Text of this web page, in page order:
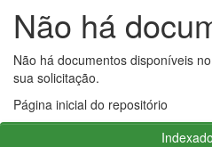
Não há
Não há documentos disponíveis
sua solicitação.
Página inicial do repositório